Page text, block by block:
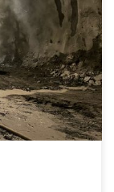
Geotecnica
dal prof.
hanno fatto
costruzione.